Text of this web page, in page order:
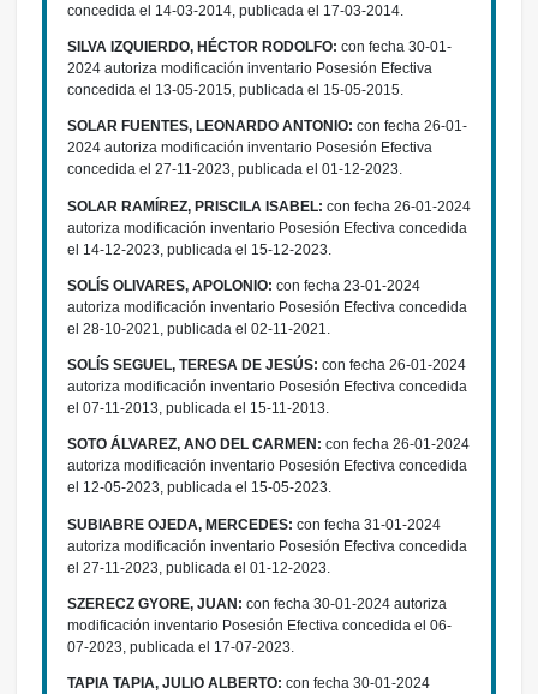
concedida el 14-03-2014, publicada el 17-03-2014.
SILVA IZQUIERDO, HÉCTOR RODOLFO: con fecha 30-01-
2024 autoriza modificación inventario Posesión Efectiva
concedida el 13-05-2015, publicada el 15-05-2015.
SOLAR FUENTES, LEONARDO ANTONIO: con fecha 26-01-
2024 autoriza modificación inventario Posesión Efectiva
concedida el 27-11-2023, publicada el 01-12-2023.
SOLAR RAMÍREZ, PRISCILA ISABEL: con fecha 26-01-2024
autoriza modificación inventario Posesión Efectiva concedida
el 14-12-2023, publicada el 15-12-2023.
SOLÍS OLIVARES, APOLONIO: con fecha 23-01-2024
autoriza modificación inventario Posesión Efectiva concedida
el 28-10-2021, publicada el 02-11-2021.
SOLÍS SEGUEL, TERESA DE JESÚS: con fecha 26-01-2024
autoriza modificación inventario Posesión Efectiva concedida
el 07-11-2013, publicada el 15-11-2013.
SOTO ÁLVAREZ, ANO DEL CARMEN: con fecha 26-01-2024
autoriza modificación inventario Posesión Efectiva concedida
el 12-05-2023, publicada el 15-05-2023.
SUBIABRE OJEDA, MERCEDES: con fecha 31-01-2024
autoriza modificación inventario Posesión Efectiva concedida
el 27-11-2023, publicada el 01-12-2023.
SZERECZ GYORE, JUAN: con fecha 30-01-2024 autoriza
modificación inventario Posesión Efectiva concedida el 06-
07-2023, publicada el 17-07-2023.
TAPIA TAPIA, JULIO ALBERTO: con fecha 30-01-2024